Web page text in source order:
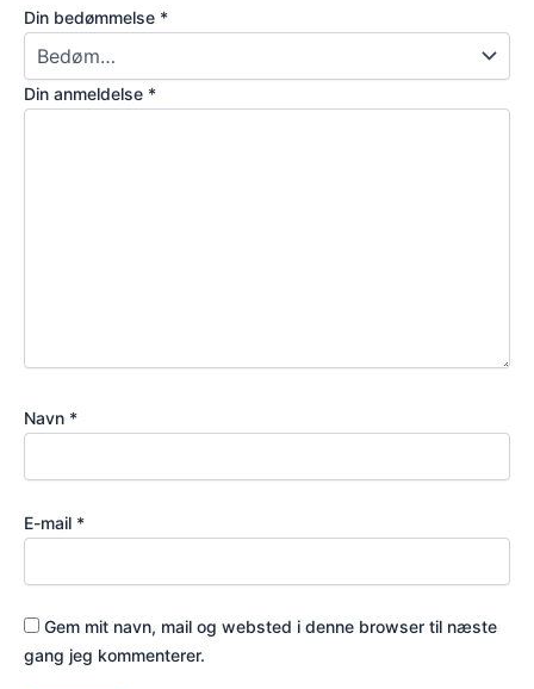
Din bedømmelse *
Din anmeldelse *
Navn *
E-mail *
Gem mit navn, mail og websted i denne browser til næste
gang jeg kommenterer.